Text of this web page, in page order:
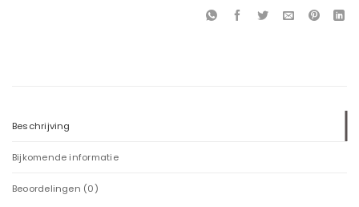
Beschrijving
Bijkomende informatie
Beoordelingen (0)